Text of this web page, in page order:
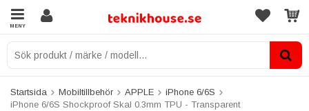
MENY
Startsida Mobiltillbehör APPLE
iPhone 6/6S
iPhone 6/6S Shockproof Skal 0.3mm TPU - Transparent